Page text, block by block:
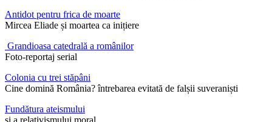
Antidot pentru frica de moarte
Mircea Eliade și moartea ca inițiere
Grandioasa catedrală a românilor
Foto-reportaj serial
Colonia cu trei stăpâni
Cine domină România? întrebarea evitată de falșii suveraniști
Fundătura ateismului
și a relativismului moral